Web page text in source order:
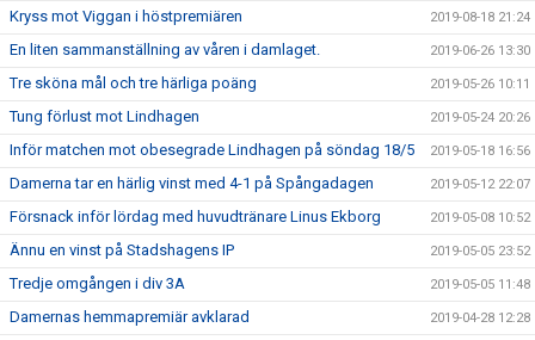
Kryss mot Viggan i höstpremiären 2019-08-18 21:24
En liten sammanställning av våren i damlaget. 2019-06-26 13:30
Tre sköna mål och tre härliga poäng 2019-05-26 10:11
Tung förlust mot Lindhagen 2019-05-24 20:26
Inför matchen mot obesegrade Lindhagen på söndag 18/5 2019-05-18 16:56
Damerna tar en härlig vinst med 4-1 på Spångadagen 2019-05-12 22:07
Försnack inför lördag med huvudtränare Linus Ekborg 2019-05-08 10:52
Ännu en vinst på Stadshagens IP 2019-05-05 23:52
Tredje omgången i div 3A 2019-05-05 11:48
Damernas hemmapremiär avklarad 2019-04-28 12:28